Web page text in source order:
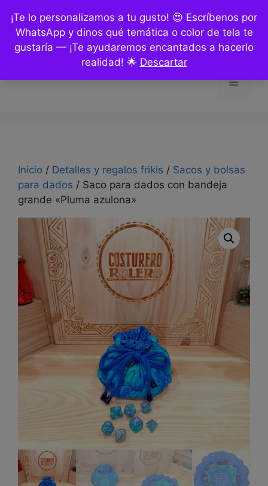
¡Te lo personalizamos a tu gusto! 😍 Escríbenos por
WhatsApp y dinos qué temática o color de tela te
gustaría — ¡Te ayudaremos encantados a hacerlo
realidad! 🌟 Descartar
contenido
Menú
Inicio / Detalles y regalos frikis / Sacos y bolsas
para dados / Saco para dados con bandeja
grande «Pluma azulona»